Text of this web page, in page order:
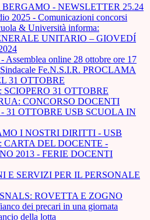
- NEWSLETTER 25.24
2025 - Comunicazioni concorsi
& Università informa:
UNITARIO – GIOVEDÍ
online 28 ottobre ore 17
Fe.N.S.I.R. PROCLAMA
31 OTTOBRE
31 OTTOBRE
CONCORSO DOCENTI
31 OTTOBRE USB SCUOLA IN
I NOSTRI DIRITTI - USB
CARTA DEL DOCENTE -
2013 - FERIE DOCENTI
E SERVIZI PER IL PERSONALE
ROVETTA E ZOGNO
dei precari in una giornata
della lotta